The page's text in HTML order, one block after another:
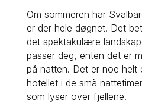
Om sommeren har
er der hele døgnet. Det
det spektakulære
passer deg, enten det er
på natten. Det er noe
hotellet i de små
som lyser over fjellene.